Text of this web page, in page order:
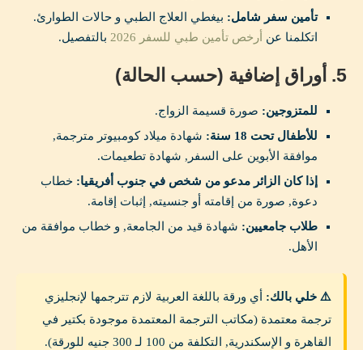
تأمين سفر شامل: بيغطي العلاج الطبي و حالات الطوارئ.
اتكلمنا عن أرخص تأمين طبي للسفر 2026 بالتفصيل.
5. أوراق إضافية (حسب الحالة)
للمتزوجين: صورة قسيمة الزواج.
للأطفال تحت 18 سنة:
شهادة ميلاد كومبيوتر مترجمة,
موافقة الأبوين على السفر, شهادة تطعيمات.
إذا كان الزائر مدعو من شخص في جنوب أفريقيا: خطاب
دعوة, صورة من إقامته أو جنسيته, إثبات إقامة.
طلاب جامعيين: شهادة قيد من الجامعة, و خطاب موافقة من
الأهل.
⚠️ خلي بالك: أي ورقة باللغة العربية لازم تترجمها لإنجليزي
ترجمة معتمدة (مكاتب الترجمة المعتمدة موجودة بكتير في
القاهرة و الإسكندرية, التكلفة من 100 لـ 300 جنيه للورقة).